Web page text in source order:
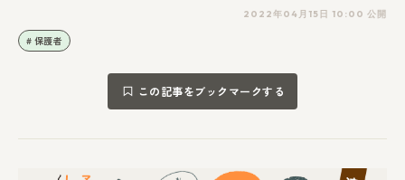
2022年04月15日 10:00 公開
保護者
この記事をブックマークする